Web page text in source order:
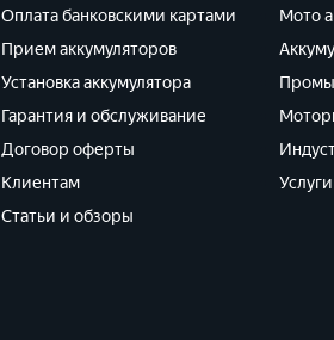
Оплата банковскими картами
Прием аккумуляторов
Установка аккумулятора
Гарантия и обслуживание
Договор оферты
Клиентам
Статьи и обзоры
Мото
Услуги